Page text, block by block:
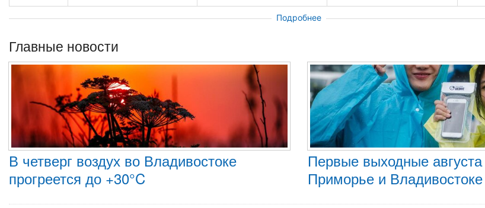
Подробнее
Главные новости
В четверг воздух во Владивостоке
прогреется до +30°C
Первые выходные августа
Приморье и